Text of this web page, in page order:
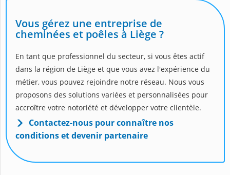
Vous gérez une entreprise de
cheminées et poêles à Liège ?
En tant que professionnel du secteur, si vous êtes actif
dans la région de Liège et que vous avez l'expérience du
métier, vous pouvez rejoindre notre réseau. Nous vous
proposons des solutions variées et personnalisées pour
accroître votre notoriété et développer votre clientèle.
Contactez-nous pour connaître nos
conditions et devenir partenaire